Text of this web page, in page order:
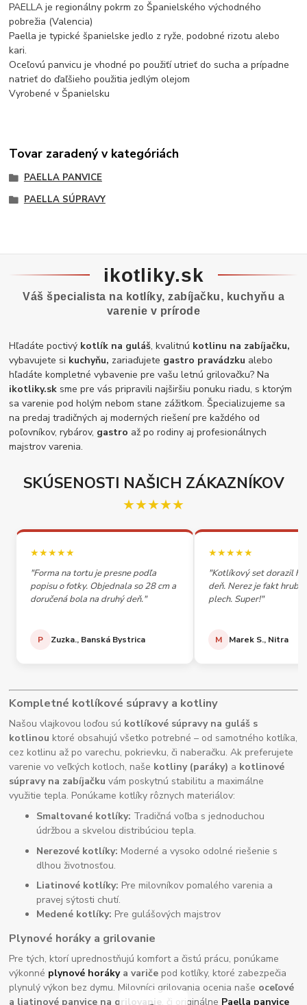
PAELLA je regionálny pokrm zo Španielského východného
pobrežia (Valencia)
Paella je typické španielske jedlo z ryže, podobné rizotu alebo
kari.
Oceľovú panvicu je vhodné po použiťí utrieť do sucha a prípadne
natrieť do ďaľšieho použitia jedlým olejom
Vyrobené v Španielsku
Tovar zaradený v kategóriách
PAELLA PANVICE
PAELLA SÚPRAVY
ikotliky.sk
Váš špecialista na kotlíky, zabíjačku, kuchyňu a
varenie v prírode
Hľadáte poctivý kotlík na guláš, kvalitnú kotlinu na zabíjačku,
vybavujete si kuchyňu, zariaďujete gastro pravádzku alebo
hľadáte kompletné vybavenie pre vašu letnú grilovačku? Na
ikotliky.sk sme pre vás pripravili najširšiu ponuku riadu, s ktorým
sa varenie pod holým nebom stane zážitkom. Špecializujeme sa
na predaj tradičných aj moderných riešení pre každého od
poľovníkov, rybárov, gastro až po rodiny aj profesionálnych
majstrov varenia.
SKÚSENOSTI NAŠICH ZÁKAZNÍKOV
★★★★★
★★★★★
"Forma na tortu je presne podľa
popisu o fotky. Objednala so 28 cm a
doručená bola na druhý deň."
P Zuzka., Banská Bystrica
★★★★★
"Kotlíkový set dorazil
deň. Nerez je fakt
plech. Super!"
M Marek S., Nitra
Kompletné kotlíkové súpravy a kotliny
Našou vlajkovou loďou sú kotlíkové súpravy na guláš s
kotlinou ktoré obsahujú všetko potrebné – od samotného kotlíka,
cez kotlinu až po varechu, pokrievku, či naberačku. Ak preferujete
varenie vo veľkých kotloch, naše kotliny (paráky) a kotlinové
súpravy na zabíjačku vám poskytnú stabilitu a maximálne
využitie tepla. Ponúkame kotlíky rôznych materiálov:
Smaltované kotlíky: Tradičná voľba s jednoduchou
údržbou a skvelou distribúciou tepla.
Nerezové kotlíky: Moderné a vysoko odolné riešenie s
dlhou životnosťou.
Liatinové kotlíky: Pre milovníkov pomalého varenia a
pravej sýtosti chutí.
Medené kotlíky: Pre gulášových majstrov
Plynové horáky a grilovanie
Pre tých, ktorí uprednostňujú komfort a čistú prácu, ponúkame
výkonné plynové horákya variče pod kotlíky, ktoré zabezpečia
plynulý výkon bez dymu. Milovníci grilovania ocenia naše oceľové
a liatinové panvice na grilovanie, či originálne Paella panvice